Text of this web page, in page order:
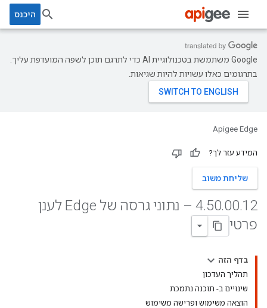
היכנס
‫Google משתמשת בטכנולוגיית AI כדי לתרגם תוכן לשפה המועדפת עליך.
בתרגומים כאלו עשויות להיות שגיאות.
Apigee Edge
המידע עזר לך?
שליחת משוב
4.50.00.
12 – נתוני גרסה של Edge לענן
פרטי
בדף הזה
תהליך העדכון
שינויים ב- תוכנה נתמכת
הוצאה משימוש ופרישה משימוש